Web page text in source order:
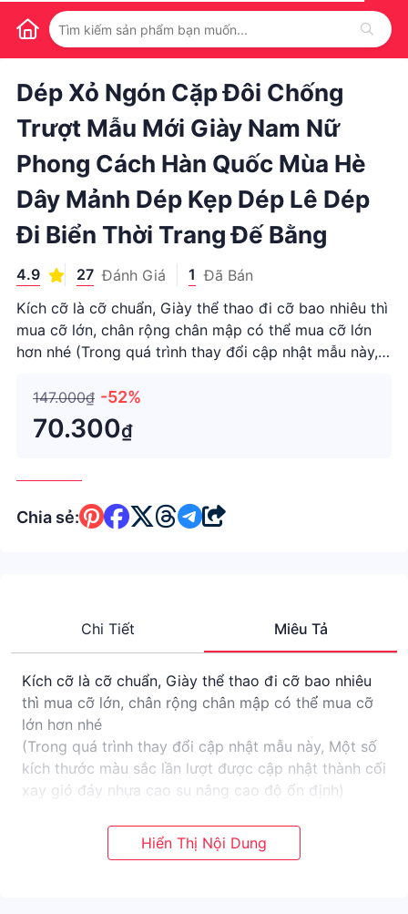
1 1
Dép Xỏ Ngón Cặp Đôi Chống
Trượt Mẫu Mới Giày Nam Nữ
Phong Cách Hàn Quốc Mùa Hè
Dây Mảnh Dép Kẹp Dép Lê Dép
Đi Biển Thời Trang Đế Bằng
4.9 27 Đánh Giá 1 Đã Bán
Kích cỡ là cỡ chuẩn, Giày thể thao đi cỡ bao nhiêu thì
mua cỡ lớn, chân rộng chân mập có thể mua cỡ lớn
hơn nhé (Trong quá trình thay đổi cập nhật mẫu này,
thành cối xay gió đáy nhựa cao su nâng cao độ ổn đị
147.000₫ -52%
70.300₫
Chia sẻ:
Chi Tiết Miêu Tả
Kích cỡ là cỡ chuẩn, Giày thể thao đi cỡ bao nhiêu
thì mua cỡ lớn, chân rộng chân mập có thể mua cỡ
lớn hơn nhé
(Trong quá trình thay đổi cập nhật mẫu này, Một số
kích thước màu sắc lần lượt được cập nhật thành cối
xay gió đáy nhựa cao su nâng cao độ ổn định)